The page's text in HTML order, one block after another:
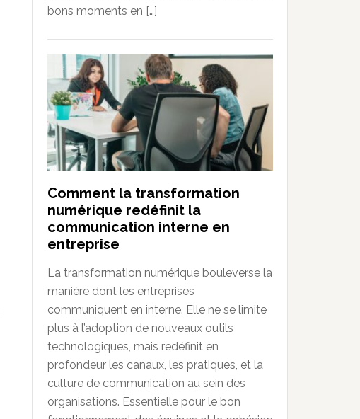
bons moments en […]
Comment la transformation
numérique redéfinit la
communication interne en
entreprise
La transformation numérique bouleverse la
manière dont les entreprises
communiquent en interne. Elle ne se limite
plus à l’adoption de nouveaux outils
technologiques, mais redéfinit en
profondeur les canaux, les pratiques, et la
culture de communication au sein des
organisations. Essentielle pour le bon